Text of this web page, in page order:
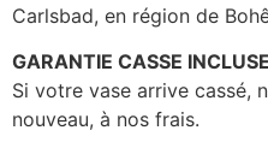
Carlsbad, en région de
GARANTIE CASSE
Si votre vase arrive cassé,
nouveau, à nos frais.